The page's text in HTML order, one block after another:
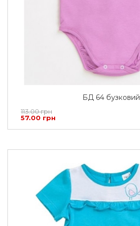
БД 64 бузковий
113.00 грн
57.00 грн